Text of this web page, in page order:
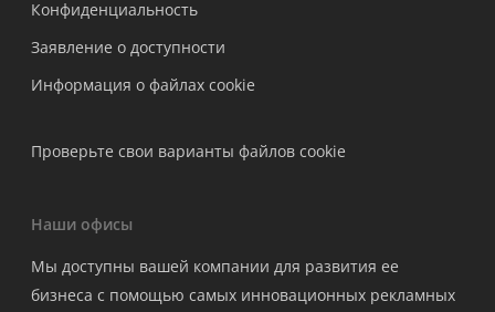
Конфиденциальность
Заявление о доступности
Информация о файлах cookie
Проверьте свои варианты файлов cookie
Наши офисы
Мы доступны вашей компании для развития ее
бизнеса с помощью самых инновационных рекламных